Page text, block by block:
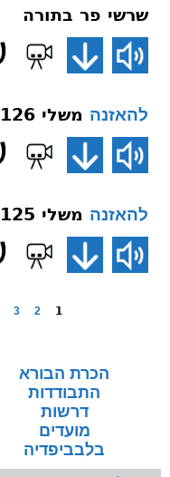
שרשי פר בתורה
להאזנה משלי 126 פרק א פסוק כד מקשב
להאזנה משלי 125 פרק א פסוק כד אין
1
2
3
הכרת הבורא
התבודדות
דרשות
מועדים
בלבביפדיה